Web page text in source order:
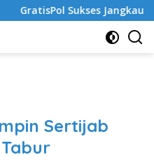
Sukses Jangkau Puluhan
Sertijab